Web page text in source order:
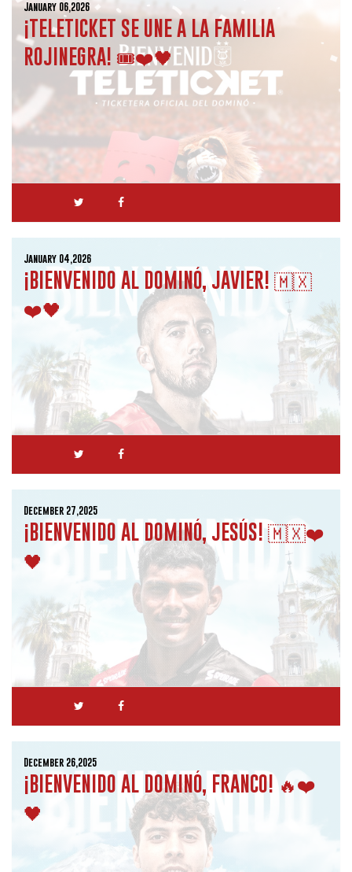
January 06,2026
¡TELETICKET SE UNE A LA FAMILIA
ROJINEGRA! 🎟️❤️🖤
January 04,2026
¡BIENVENIDO AL DOMINÓ, JAVIER! 🇲🇽
❤️🖤
December 27,2025
¡BIENVENIDO AL DOMINÓ, JESÚS! 🇲🇽❤️
🖤
December 26,2025
¡BIENVENIDO AL DOMINÓ, FRANCO! 🔥❤️
🖤